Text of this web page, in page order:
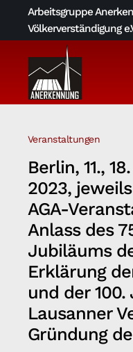
Arbeitsgruppe
Völkerverständigung
Suche
nach:
Veranstaltungen
Berlin, 11.,
2023,
AGA-
Anlass des
Jubiläums
Erklärung
und der
Lausanner
Gründung